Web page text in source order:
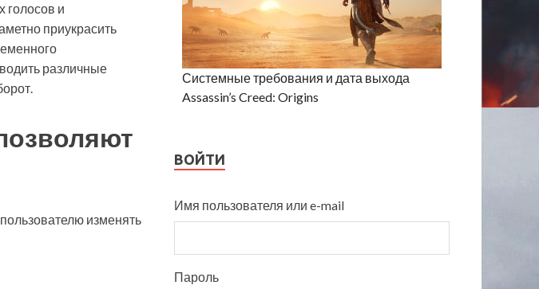
и
приукрасить
различные
изменять
Системные требования и дата выхода
Assassin’s Creed: Origins
ВОЙТИ
Имя пользователя или e-mail
Пароль